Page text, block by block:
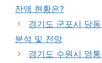
잔액 현황은?
경기도 군포시 당
분석 및 전망
경기도 수원시 영